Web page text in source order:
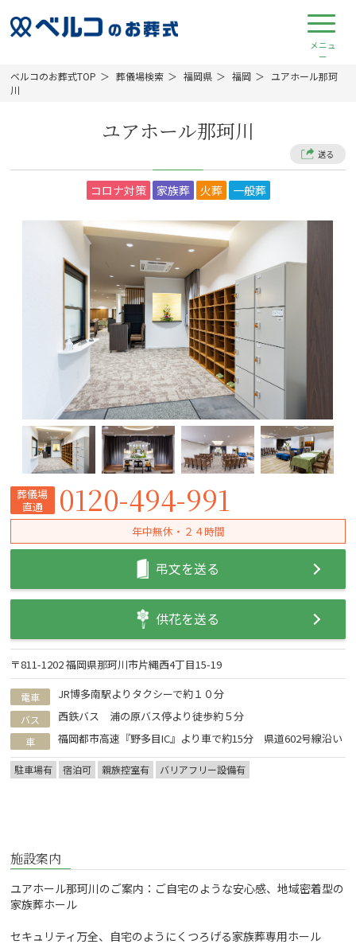
ベルコのお葬式TOP 葬儀場検索 福岡県 福岡
ユアホール那珂
川
ユアホール那珂川
送る
コロナ対策 家族葬 火葬 一般葬
葬儀場
直通
0120-494-991
年中無休・２４時間
弔文を送る
供花を送る
〒811-1202 福岡県那珂川市片縄西4丁目15-19
電車 JR博多南駅よりタクシーで約１０分
バス 西鉄バス 浦の原バス停より徒歩約５分
車 福岡都市高速『野多目IC』より車で約15分 県道602号線沿い
駐車場有 宿泊可 親族控室有 バリアフリー設備有
施設案内
ユアホール那珂川のご案内：ご自宅のような安心感、地域密着型の
家族葬ホール
セキュリティ万全、自宅のようにくつろげる家族葬専用ホール